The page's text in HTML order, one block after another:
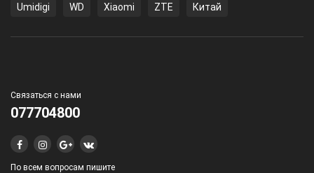
Umidigi WD Xiaomi ZTE Китай
Связаться с нами
077704800
По всем вопросам пишите